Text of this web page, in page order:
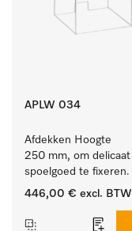
APLW 034
Afdekken Hoogte
250 mm, om delicaat
spoelgoed te fixeren.
446,00 € excl. BTW